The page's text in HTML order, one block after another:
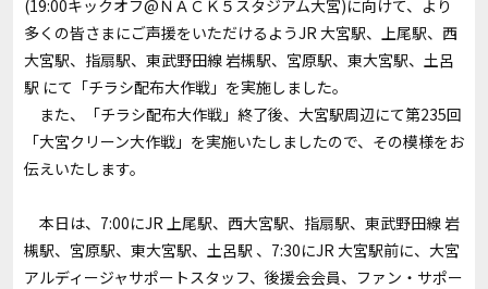
(19:00キックオフ@ＮＡＣＫ５スタジアム大宮)に向けて、より
多くの皆さまにご声援をいただけるようJR 大宮駅、上尾駅、西
大宮駅、指扇駅、東武野田線 岩槻駅、宮原駅、東大宮駅、土呂
駅 にて「チラシ配布大作戦」を実施しました。
また、「チラシ配布大作戦」終了後、大宮駅周辺にて第235回
「大宮クリーン大作戦」を実施いたしましたので、その模様をお
伝えいたします。
本日は、7:00にJR 上尾駅、西大宮駅、指扇駅、東武野田線 岩
槻駅、宮原駅、東大宮駅、土呂駅 、7:30にJR 大宮駅前に、大宮
アルディージャサポートスタッフ、後援会会員、ファン・サポー